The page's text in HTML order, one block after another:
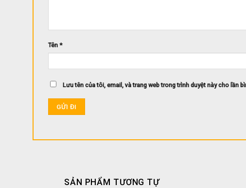
Tên *
Lưu tên của tôi, email, và trang web trong trình duyệt này cho lần
SẢN PHẨM TƯƠNG TỰ